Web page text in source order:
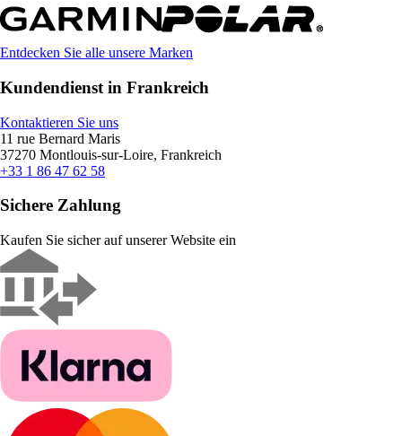
Entdecken Sie alle unsere Marken
Kundendienst in Frankreich
Kontaktieren Sie uns
11 rue Bernard Maris
37270 Montlouis-sur-Loire, Frankreich
+33 1 86 47 62 58
Sichere Zahlung
Kaufen Sie sicher auf unserer Website ein